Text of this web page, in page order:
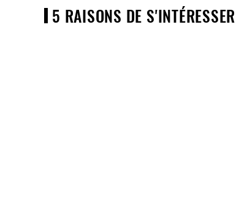
5 RAISONS DE